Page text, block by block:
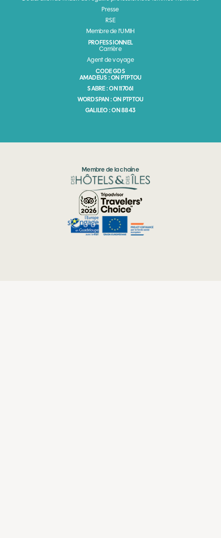
Presse
RSE
Membre de l'UMIH
PROFESSIONNEL
Carrière
Agent de voyage
CODE GDS
AMADEUS : ON PTPTOU
SABRE : ON 117061
WORDSPAN : ON PTPTOU
GALILEO : ON 8843
Membre de la chaîne